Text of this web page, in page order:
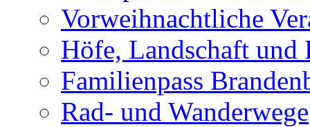
Vorweihnachtliche
Höfe, Landschaft und
Familienpass
Rad- und Wanderwege